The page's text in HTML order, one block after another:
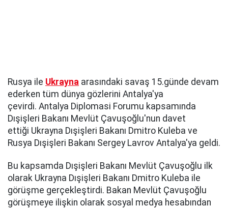
Rusya ile Ukrayna arasındaki savaş 15.günde devam
ederken tüm dünya gözlerini Antalya'ya
çevirdi. Antalya Diplomasi Forumu kapsamında
Dışişleri Bakanı Mevlüt Çavuşoğlu'nun davet
ettiği Ukrayna Dışişleri Bakanı Dmitro Kuleba ve
Rusya Dışişleri Bakanı Sergey Lavrov Antalya'ya geldi.
Bu kapsamda Dışişleri Bakanı Mevlüt Çavuşoğlu ilk
olarak Ukrayna Dışişleri Bakanı Dmitro Kuleba ile
görüşme gerçekleştirdi. Bakan Mevlüt Çavuşoğlu
görüşmeye ilişkin olarak sosyal medya hesabından